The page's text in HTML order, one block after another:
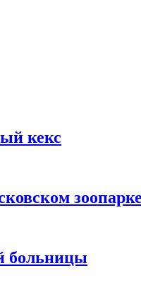
кекс
зоопарке
больницы